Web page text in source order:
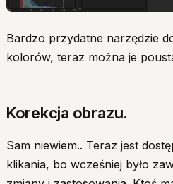
Bardzo przydatne narzędzie
kolorów, teraz można je
Korekcja obrazu.
Sam niewiem.. Teraz jest
klikania, bo wcześniej było